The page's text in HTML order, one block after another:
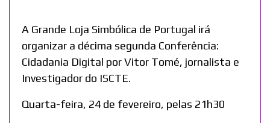
A Grande Loja Simbólica de Portugal irá
organizar a décima segunda Conferência:
Cidadania Digital por Vitor Tomé, jornalista e
Investigador do ISCTE.
Quarta-feira, 24 de fevereiro, pelas 21h30